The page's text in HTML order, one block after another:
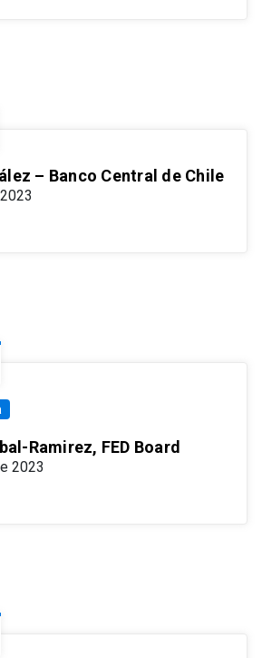
– Banco Central de Chile
Ramirez, FED Board
2023